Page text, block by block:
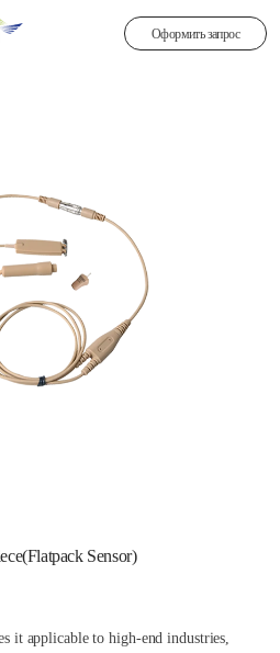
Оформить запрос
Sensor)
it applicable to high-end industries,